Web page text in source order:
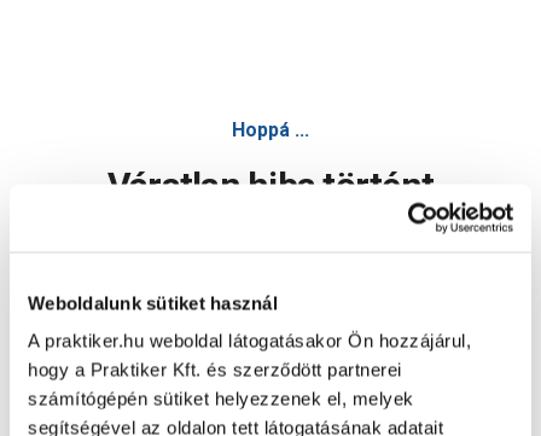
Weboldalunk sütiket használ
A praktiker.hu weboldal látogatásakor Ön hozzájárul,
hogy a Praktiker Kft. és szerződött partnerei
számítógépén sütiket helyezzenek el, melyek
segítségével az oldalon tett látogatásának adatait
Hoppá ...
Váratlan hiba történt
Oldal újratöltése